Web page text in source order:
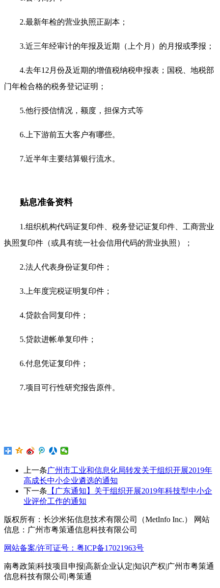
2.最新年检的营业执照正副本；
3.近三年经审计的年报及近期（上个月）的月报或季报；
4.去年12月份及近期的增值税纳税申报表；国税、地税部
门年检合格的税务登记证明；
5.他行授信情况，额度，担保方式等
6.上下游前五大客户有哪些。
7.近半年主要结算银行流水。
贴息准备资料
1.组织机构代码证复印件、税务登记证复印件、工商营业
执照复印件（或具有统一社会信用代码的营业执照）；
2.法人代表身份证复印件；
3.上年度完税证明复印件；
4.贷款合同复印件；
5.贷款进帐单复印件；
6.付息凭证复印件；
7.项目可行性研究报告原件。
上一条广州市工业和信息化局转发关于组织开展2019年
高成长中小企业遴选的通知
下一条 【广东通知】关于组织开展2019年科技型中小企
业评价工作的通知
版权所有：长沙米拓信息技术有限公司（MetInfo Inc.） 网站
信息：广州市粤策通信息科技有限公司
网站备案/许可证号：粤ICP备17021963号
南粤政策|科技项目申报|高新企业认定|知识产权|广州市粤策通
信息科技有限公司|粤策通